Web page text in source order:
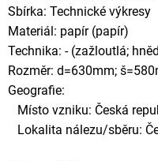
Sbírka: Technické výkresy
Materiál: papír (papír)
Technika: - (zažloutlá;
Rozměr: d=630mm;
Geografie:
Místo vzniku: Česká
Lokalita nálezu/sběru: